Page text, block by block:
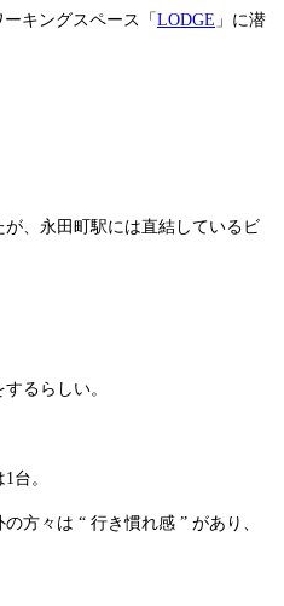
キングスペース「 LODGE 」に潜
、永田町駅には直結しているビ
るらしい。
台。
方々は “ 行き慣れ感 ” があり、